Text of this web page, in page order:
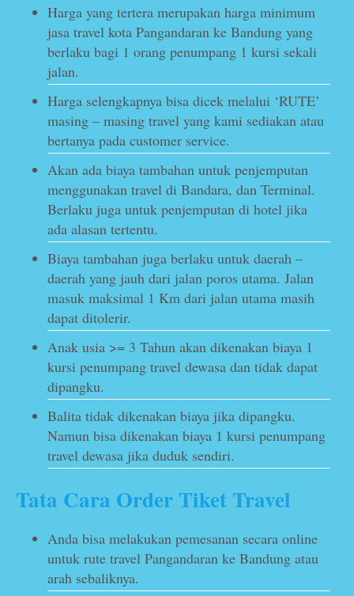
Harga yang tertera merupakan harga minimum
jasa travel kota Pangandaran ke Bandung yang
berlaku bagi 1 orang penumpang 1 kursi sekali
jalan.
Harga selengkapnya bisa dicek melalui ‘RUTE’
masing – masing travel yang kami sediakan atau
bertanya pada customer service.
Akan ada biaya tambahan untuk penjemputan
menggunakan travel di Bandara, dan Terminal.
Berlaku juga untuk penjemputan di hotel jika
ada alasan tertentu.
Biaya tambahan juga berlaku untuk daerah –
daerah yang jauh dari jalan poros utama. Jalan
masuk maksimal 1 Km dari jalan utama masih
dapat ditolerir.
Anak usia >= 3 Tahun akan dikenakan biaya 1
kursi penumpang travel dewasa dan tidak dapat
dipangku.
Balita tidak dikenakan biaya jika dipangku.
Namun bisa dikenakan biaya 1 kursi penumpang
travel dewasa jika duduk sendiri.
Tata Cara Order Tiket Travel
Anda bisa melakukan pemesanan secara online
untuk rute travel Pangandaran ke Bandung atau
arah sebaliknya.